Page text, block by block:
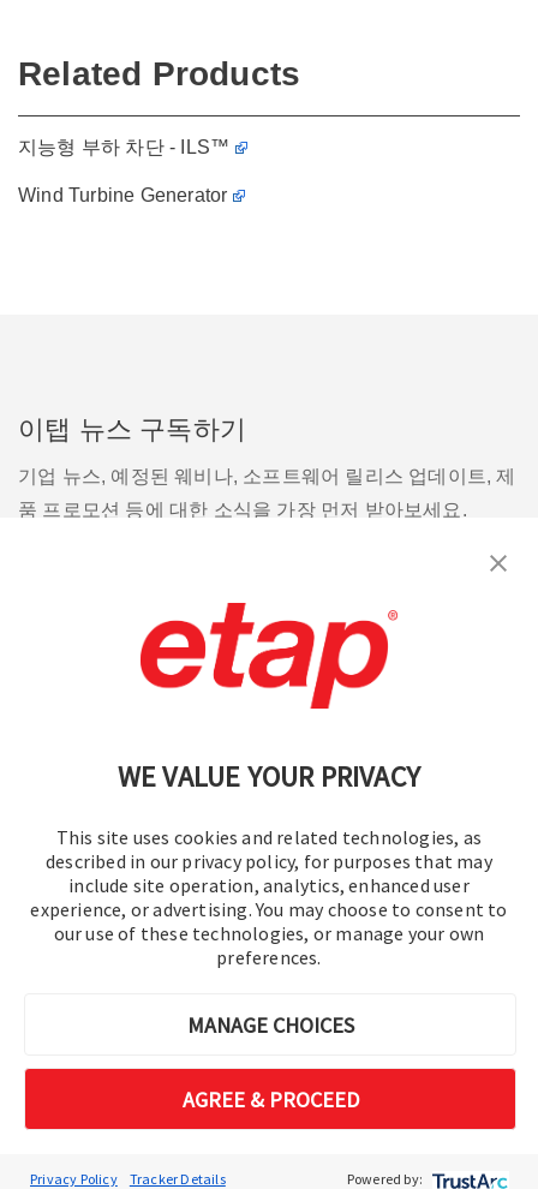
WE VALUE YOUR PRIVACY
This site uses cookies and related technologies, as
described in our privacy policy, for purposes that may
include site operation, analytics, enhanced user
experience, or advertising. You may choose to consent to
our use of these technologies, or manage your own
preferences.
MANAGE CHOICES
AGREE & PROCEED
Privacy Policy Tracker Details Powered by:
Related Products
지능형 부하 차단 - ILS™
Wind Turbine Generator
이탭 뉴스 구독하기
기업 뉴스, 예정된 웨비나, 소프트웨어 릴리스 업데이트, 제
품 프로모션 등에 대한 소식을 가장 먼저 받아보세요.
이용 약관 | 개인정보처리방침
© 2016-2026 오퍼레이션 테크놀로지, Inc.
판권 소유.